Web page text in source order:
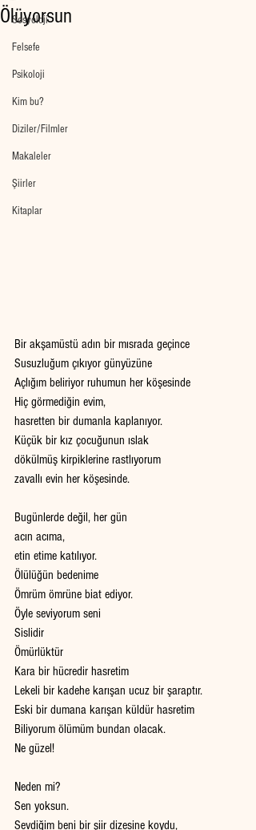
Sosyoloji
Felsefe
Psikoloji
Kim bu?
Diziler/Filmler
Makaleler
Şiirler
Kitaplar
Ölüyorsun
Bir akşamüstü adın bir mısrada geçince
Susuzluğum çıkıyor günyüzüne
Açlığım beliriyor ruhumun her köşesinde
Hiç görmediğin evim,
hasretten bir dumanla kaplanıyor.
Küçük bir kız çocuğunun ıslak
dökülmüş kirpiklerine rastlıyorum
zavallı evin her köşesinde.
Bugünlerde değil, her gün
acın acıma,
etin etime katılıyor.
Ölülüğün bedenime
Ömrüm ömrüne biat ediyor.
Öyle seviyorum seni
Sislidir
Ömürlüktür
Kara bir hücredir hasretim
Lekeli bir kadehe karışan ucuz bir şaraptır.
Eski bir dumana karışan küldür hasretim
Biliyorum ölümüm bundan olacak.
Ne güzel!
Neden mi?
Sen yoksun.
Sevdiğim beni bir şiir dizesine koydu,